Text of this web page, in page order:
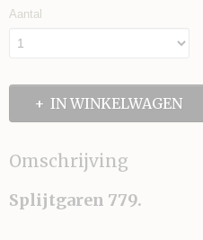
Aantal
IN WINKELWAGEN
Omschrijving
Splijtgaren 779.